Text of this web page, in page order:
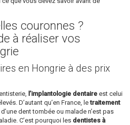
couronnes ?
à réaliser vos
en Hongrie à des prix
l’implantologie dentaire est celui
D’autant qu’en France, letraitement
dent tombée ou malade n’est pas
C’est pourquoi les dentistes à